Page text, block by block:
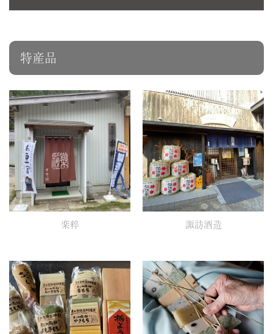
特産品
楽粹 諏訪酒造